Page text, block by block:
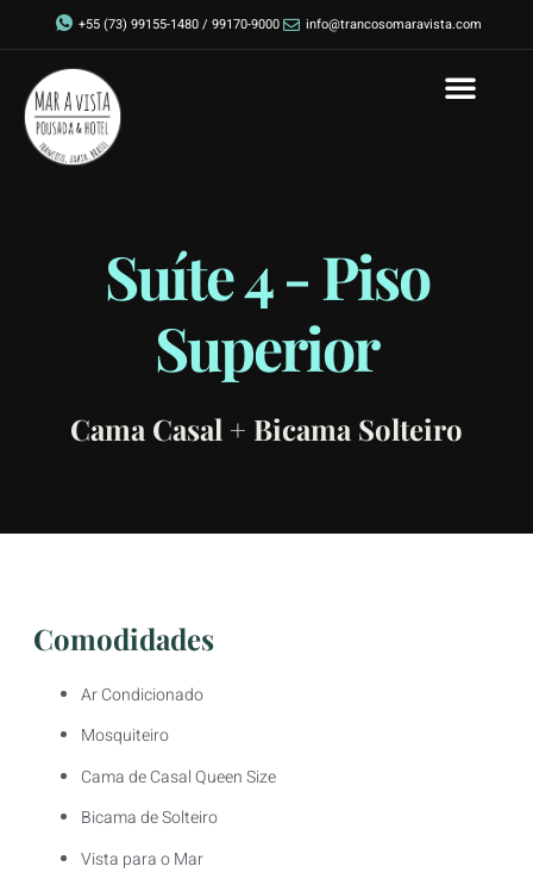
+55 (73) 99155-1480 / 99170-9000 info@trancosomaravista.com
Suíte 4 - Piso
Superior
Cama Casal + Bicama Solteiro
Comodidades
Ar Condicionado
Mosquiteiro
Cama de Casal Queen Size
Bicama de Solteiro
Vista para o Mar